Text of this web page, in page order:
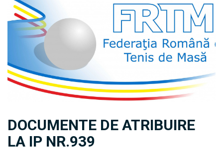
DOCUMENTE DE ATRIBUIRE
LA IP NR.939